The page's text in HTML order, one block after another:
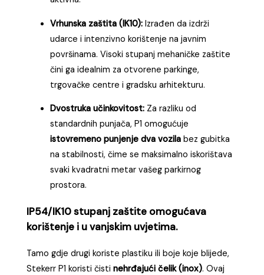
Vrhunska zaštita (IK10): Izrađen da izdrži
udarce i intenzivno korištenje na javnim
površinama. Visoki stupanj mehaničke zaštite
čini ga idealnim za otvorene parkinge,
trgovačke centre i gradsku arhitekturu.
Dvostruka učinkovitost: Za razliku od
standardnih punjača, P1 omogućuje
istovremeno punjenje dva vozila bez gubitka
na stabilnosti, čime se maksimalno iskorištava
svaki kvadratni metar vašeg parkirnog
prostora.
IP54/IK10 stupanj zaštite omogućava
korištenje i u vanjskim uvjetima.
Tamo gdje drugi koriste plastiku ili boje koje blijede,
Stekerr P1 koristi čistinehrđajući čelik (inox). Ovaj